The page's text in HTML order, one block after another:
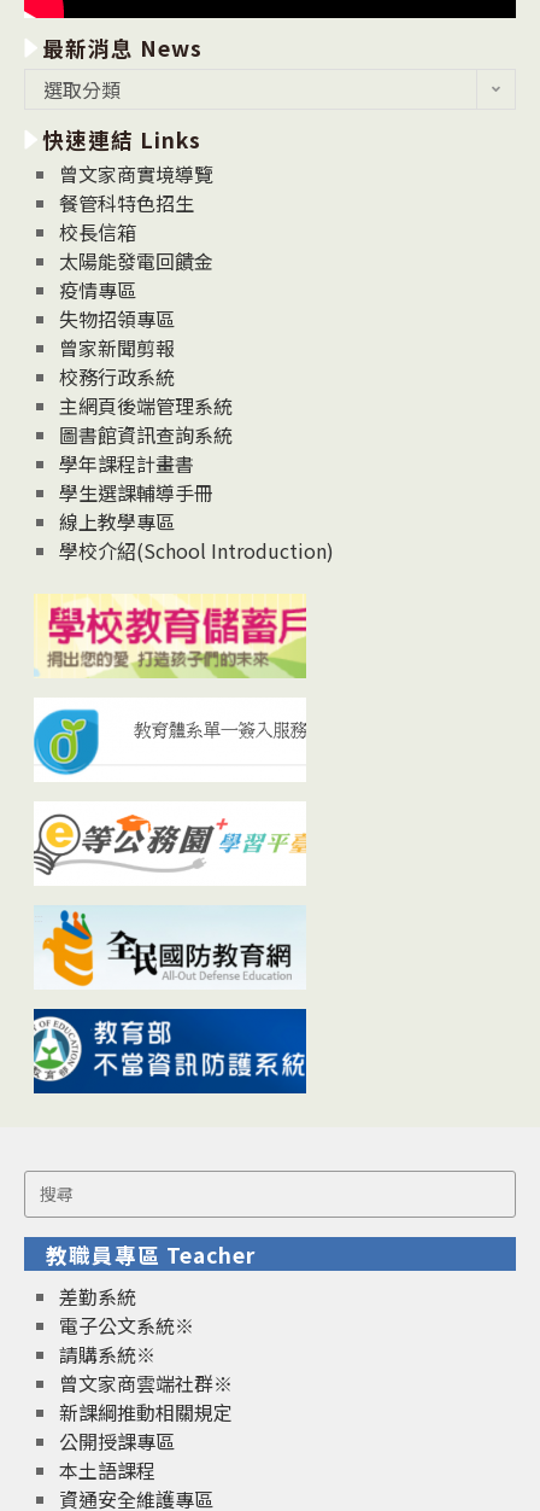
最新消息 News
消
息
News
選取分類
快速連結 Links
曾文家商實境導覽
餐管科特色招生
校長信箱
太陽能發電回饋金
疫情專區
失物招領專區
曾家新聞剪報
校務行政系統
主網頁後端管理系統
圖書館資訊查詢系統
學年課程計畫書
學生選課輔導手冊
線上教學專區
學校介紹(School Introduction)
Search
for:
教職員專區 Teacher
差勤系統
電子公文系統※
請購系統※
曾文家商雲端社群※
新課綱推動相關規定
公開授課專區
本土語課程
資通安全維護專區